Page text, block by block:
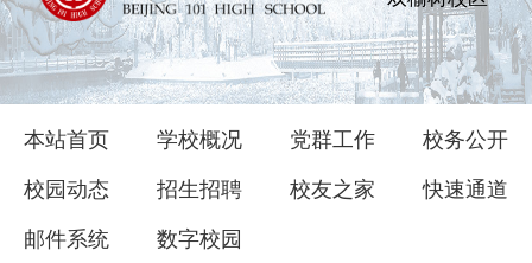
本站首页 学校概况 党群工作 校务公开
校园动态 招生招聘 校友之家 快速通道
邮件系统 数字校园